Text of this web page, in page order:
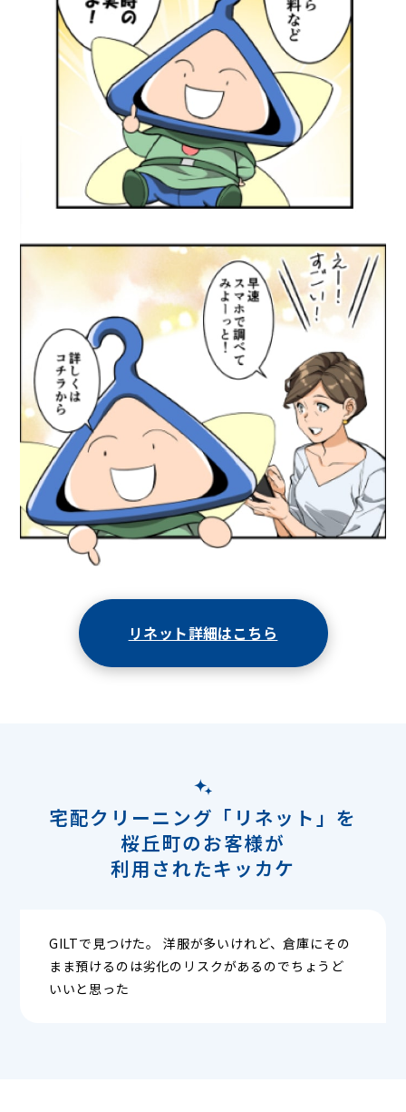
リネット詳細はこちら
宅配クリーニング「リネット」を
桜丘町のお客様が
利用されたキッカケ
GILTで見つけた。 洋服が多いけれど、倉庫にその
まま預けるのは劣化のリスクがあるのでちょうど
いいと思った